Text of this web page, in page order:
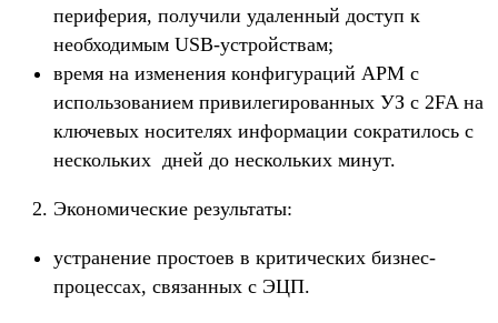
периферия, получили удаленный доступ к
необходимым USB-устройствам;
время на изменения конфигураций АРМ с
использованием привилегированных УЗ с 2FA на
ключевых носителях информации сократилось с
нескольких дней до нескольких минут.
Экономические результаты:
устранение простоев в критических бизнес-
процессах, связанных с ЭЦП.